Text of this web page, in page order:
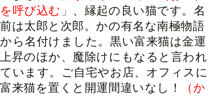
を呼び込む 」 、縁起の良い猫です。名
前は太郎と次郎。かの有名な南極物語
から名付けました。黒い富来猫は金運
上昇のほか、魔除けにもなると言われ
ています。ご自宅やお店、オフィスに
富来猫を置くと開運間違いなし！
（か